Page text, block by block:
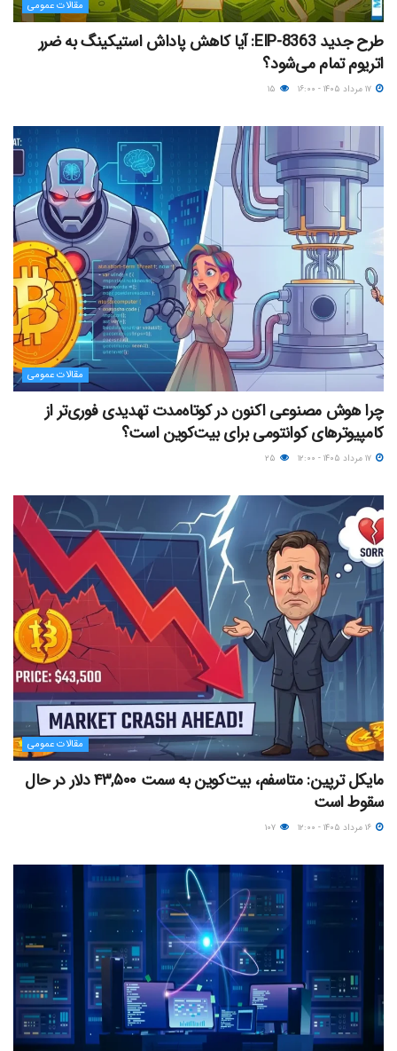
مقالات عمومی
طرح جدید EIP-8363: آیا کاهش پاداش استیکینگ به ضرر
اتریوم تمام می‌شود؟
مقالات عمومی
چرا هوش مصنوعی اکنون در کوتاه‌مدت تهدیدی فوری‌تر از
کامپیوترهای کوانتومی برای بیت‌کوین است؟
مقالات عمومی
مایکل ترپین: متاسفم، بیت‌کوین به سمت ۴۳,۵۰۰ دلار در حال
سقوط است